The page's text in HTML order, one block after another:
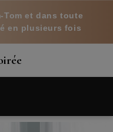
Tom et dans toute
en plusieurs fois